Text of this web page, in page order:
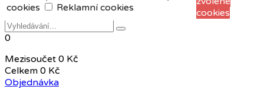
cookies
Reklamní cookies
cookies
0
Mezisoučet 0 Kč
Celkem 0 Kč
Objednávka